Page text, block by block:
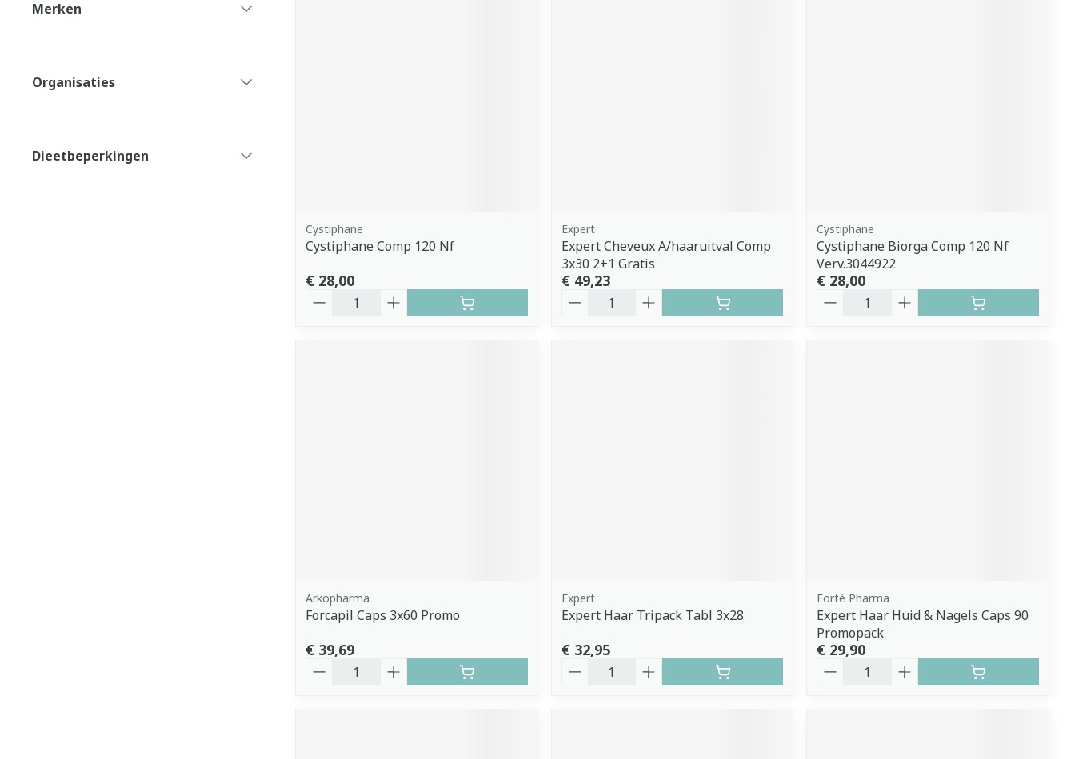
Merken
Organisaties
Dieetbeperkingen
Cystiphane
Cystiphane Comp 120 Nf
€ 28,00
Expert
Expert Cheveux A/haaruitval Comp
3x30 2+1 Gratis
€ 49,23
Cystiphane
Cystiphane Biorga Comp 120 Nf
Verv.3044922
€ 28,00
Arkopharma
Forcapil Caps 3x60 Promo
€ 39,69
Expert
Expert Haar Tripack Tabl 3x28
€ 32,95
Forté Pharma
Expert Haar Huid & Nagels Caps 90
Promopack
€ 29,90